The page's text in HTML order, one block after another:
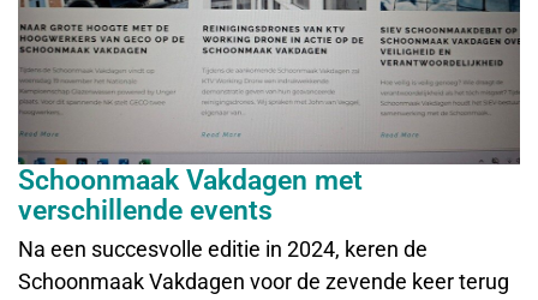
Schoonmaak Vakdagen met
verschillende events
Na een succesvolle editie in 2024, keren de
Schoonmaak Vakdagen voor de zevende keer terug